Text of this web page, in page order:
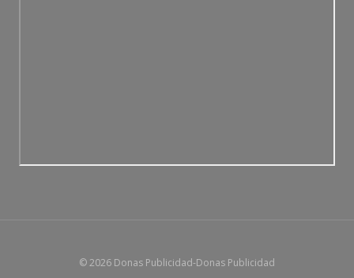
© 2026 Donas Publicidad-Donas Publicidad